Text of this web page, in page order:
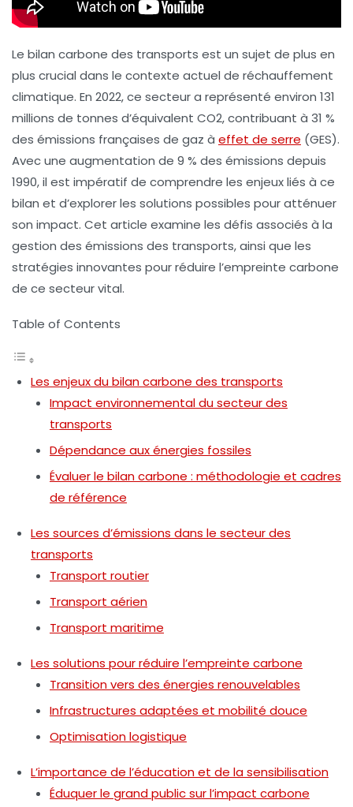
Le bilan carbone des transports est un sujet de plus en
plus crucial dans le contexte actuel de réchauffement
climatique. En 2022, ce secteur a représenté environ 131
millions de tonnes d’équivalent CO2, contribuant à 31 %
des émissions françaises de gaz à effet de serre (GES).
Avec une augmentation de 9 % des émissions depuis
1990, il est impératif de comprendre les enjeux liés à ce
bilan et d’explorer les solutions possibles pour atténuer
son impact. Cet article examine les défis associés à la
gestion des émissions des transports, ainsi que les
stratégies innovantes pour réduire l’empreinte carbone
de ce secteur vital.
Table of Contents
Les enjeux du bilan carbone des transports
Impact environnemental du secteur des
transports
Dépendance aux énergies fossiles
Évaluer le bilan carbone : méthodologie et cadres
de référence
Les sources d’émissions dans le secteur des
transports
Transport routier
Transport aérien
Transport maritime
Les solutions pour réduire l’empreinte carbone
Transition vers des énergies renouvelables
Infrastructures adaptées et mobilité douce
Optimisation logistique
L’importance de l’éducation et de la sensibilisation
Éduquer le grand public sur l’impact carbone